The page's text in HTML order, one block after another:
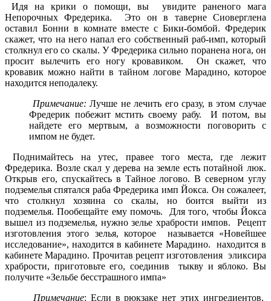
Идя на крики о помощи, вы увидите раненого мага
Непорочных Фредерика. Это он в таверне Сиоверглена
оставил Бонни в комнате вместе с Бики-бомбой. Фредерик
скажет, что на него напал его собственный раб-имп, который
столкнул его со скалы. У Фредерика сильно поранена нога, он
просит вылечить его ногу кровавиком. Он скажет, что
кровавик можно найти в тайном логове Марадино, которое
находится неподалеку.
Примечание: Лучше не лечить его сразу, в этом случае
Фредерик побежит мстить своему рабу. И потом, вы
найдете его мертвым, а возможности поговорить с
импом не будет.
Поднимайтесь на утес, правее того места, где лежит
Фредерика. Возле скал у дерева на земле есть потайной люк.
Открыв его, спускайтесь в Тайное логово. В северном углу
подземелья спятался раба Фредерика имп Йокса. Он сожалеет,
что столкнул хозяина со скалы, но боится выйти из
подземелья. Пообещайте ему помочь. Для того, чтобы Йокса
вышел из подземелья, нужно зелье храбрости импов. Рецепт
изготовления этого зелья, которое называется «Новейшее
исследование», находится в кабинете Марадино. находится в
кабинете Марадино. Прочитав рецепт изготовления эликсира
храбрости, приготовьте его, соединив тыкву и яблоко. Вы
получите «Зельбе бесстрашного импа»
Примечание: Если в рюкзаке нет этих ингредиентов,